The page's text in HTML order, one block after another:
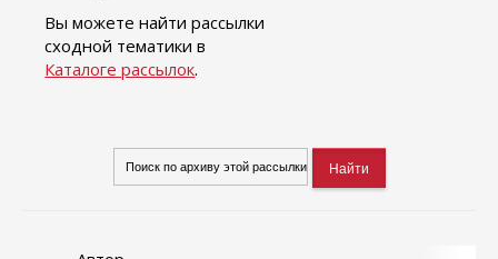
Вы можете найти рассылки
сходной тематики в
Каталоге рассылок.